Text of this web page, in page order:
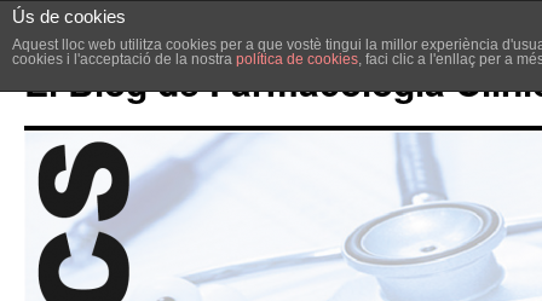
Ús de cookies
Aquest lloc web utilitza cookies per a que vostè tingui la millor experiència
cookies i l'acceptació de la nostra política de cookies, faci clic a l'enllaç per a
El Blog de Farmacologia